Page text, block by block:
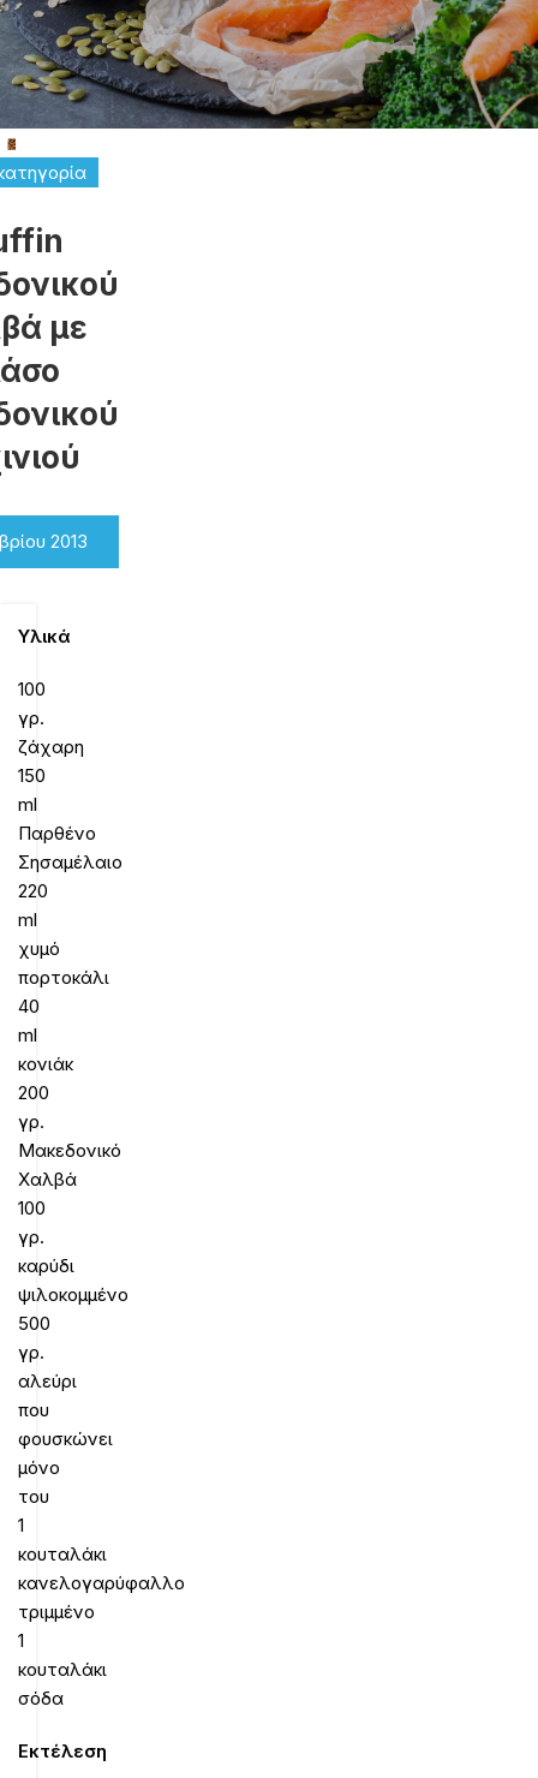
με
2013
Υλικά
100
γρ.
ζάχαρη
150
ml
Παρθένο
Σησαμέλαιο
220
ml
χυμό
πορτοκάλι
40
ml
κονιάκ
200
γρ.
Μακεδονικό
Χαλβά
100
γρ.
καρύδι
ψιλοκομμένο
500
γρ.
αλεύρι
που
φουσκώνει
μόνο
του
1
κουταλάκι
κανελογαρύφαλλο
τριμμένο
1
κουταλάκι
σόδα
Εκτέλεση